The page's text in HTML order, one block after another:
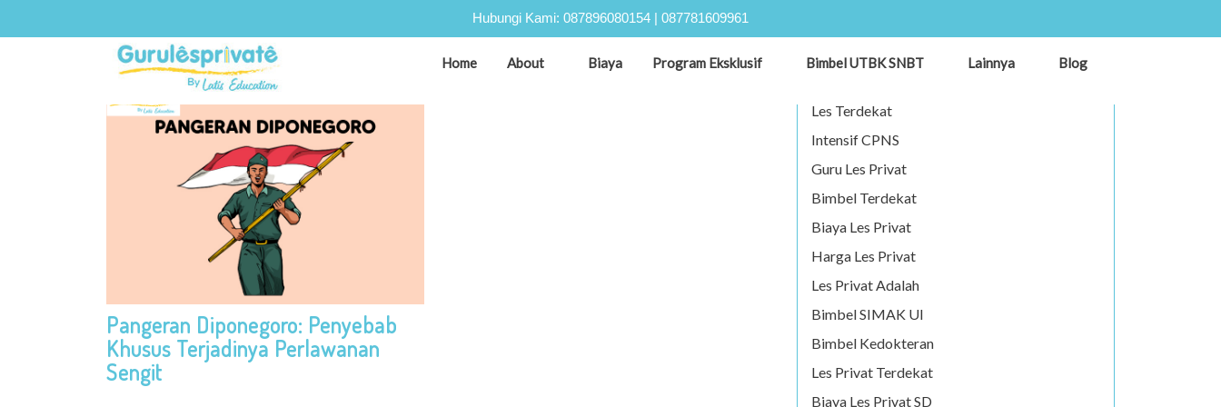
Hubungi Kami: 087896080154 | 087781609961
Home About Biaya Program Eksklusif Bimbel UTBK SNBT Lainnya Blog
TAG:SEJARAH INDONESIA
Pangeran Diponegoro: Penyebab
Khusus Terjadinya Perlawanan
Sengit
Les Terdekat
Intensif CPNS
Guru Les Privat
Bimbel Terdekat
Biaya Les Privat
Harga Les Privat
Les Privat Adalah
Bimbel SIMAK UI
Bimbel Kedokteran
Les Privat Terdekat
Biaya Les Privat SD